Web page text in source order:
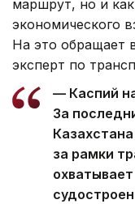
маршрут, но и как
экономического
На это обращает
эксперт по
— Каспий
За
за рамки